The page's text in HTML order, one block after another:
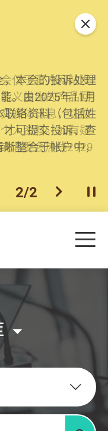
仅于官方网站发
义发出的产品回
媒体讯息，切勿
人资料。如有疑
消委会热线2929
本会的投诉处理
。由2025年11月
络资料（包括姓
可提交投诉、查
整合于帐户中，
上一个
2/2 下一个开
关闭
目